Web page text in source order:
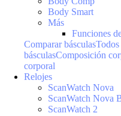
Body Smart
Más
Funciones
Comparar básculasTodos
básculasComposición
corporal
Relojes
ScanWatch Nova
ScanWatch Nova
ScanWatch 2